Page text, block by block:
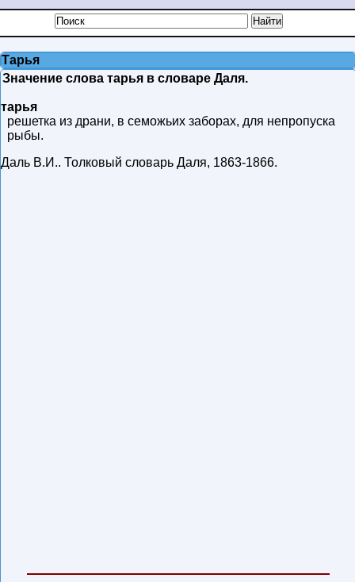
Тарья
Значение слова тарья в словаре Даля.
тарья
решетка из драни, в семожьих заборах, для непропуска
рыбы.
Даль В.И.. Толковый словарь Даля, 1863-1866.